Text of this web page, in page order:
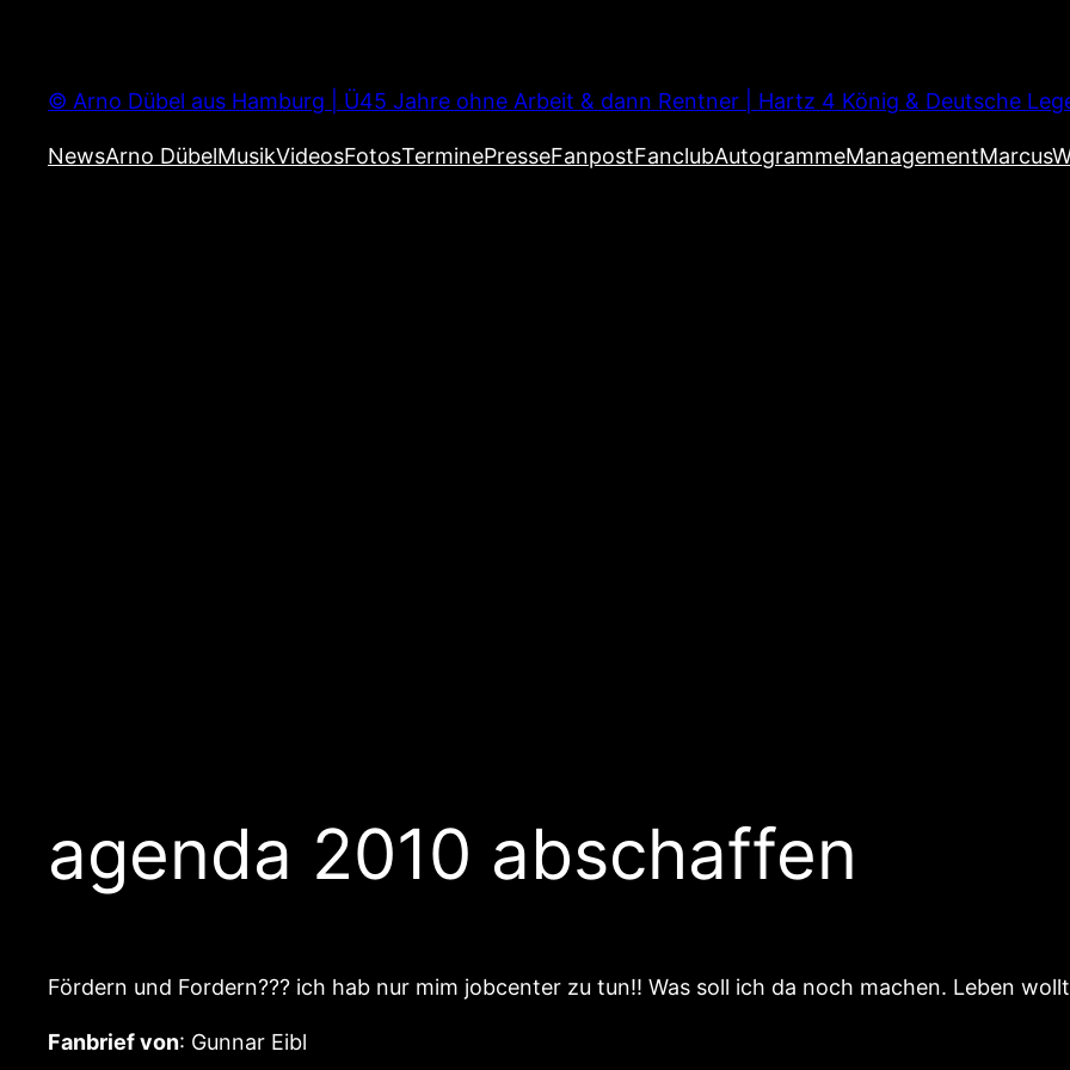
springen
© Arno Dübel aus Hamburg | Ü45 Jahre ohne Arbeit & dann Rentner | Hartz 4 König & Deutsche
NewsArno DübelMusikVideosFotosTerminePresseFanpostFanclubAutogrammeManagement
agenda 2010 abschaffen
Fördern und Fordern??? ich hab nur mim jobcenter zu tun!! Was soll ich da noch machen. Leben
Fanbrief von: Gunnar Eibl